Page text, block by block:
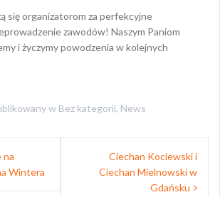
się organizatorom za perfekcyjne
zawodów! Naszym Paniom
i życzymy powodzenia w kolejnych
w Bez kategorii, News
na
Wintera
Ciechan Kociewski i
Ciechan Mielnowski w
Gdańsku